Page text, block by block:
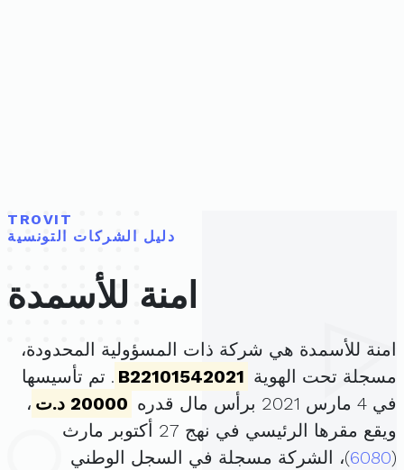
TROVIT
دليل الشركات التونسية
امنة للأسمدة
امنة للأسمدة هي شركة ذات المسؤولية المحدودة،
مسجلة تحت الهوية B22101542021 . تم تأسيسها
في 4 مارس 2021 برأس مال قدره
20000 د.ت
،
ويقع مقرها الرئيسي في نهج 27 أكتوبر مارث
(
6080)، الشركة مسجلة في السجل الوطني